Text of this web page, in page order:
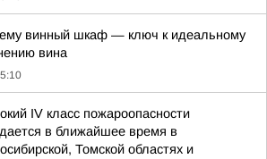
винный шкаф — ключ к идеальному
вина
IV класс пожароопасности
в ближайшее время в
Томской областях и